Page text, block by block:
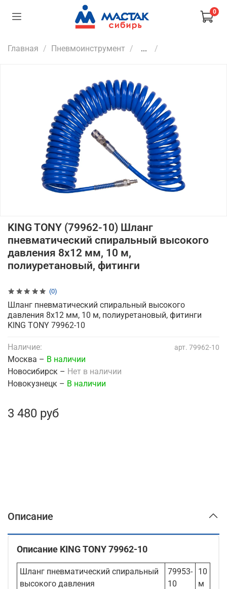
0
Главная Пневмоинструмент ...
(0)
арт. 79962-10
KING TONY (79962-10) Шланг
пневматический спиральный высокого
давления 8х12 мм, 10 м,
полиуретановый, фитинги
3 480 руб
Наличие:
Москва – В наличии
Новосибирск – Нет в наличии
Новокузнецк – В наличии
Шланг пневматический спиральный высокого
давления 8х12 мм, 10 м, полиуретановый, фитинги
KING TONY 79962-10
Описание
Описание KING TONY 79962-10
Шланг пневматический спиральный
высокого давления
79953-
10
10
м